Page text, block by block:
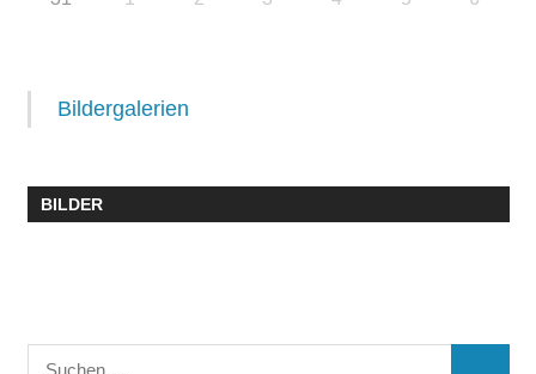
Bildergalerien
BILDER
Suchen